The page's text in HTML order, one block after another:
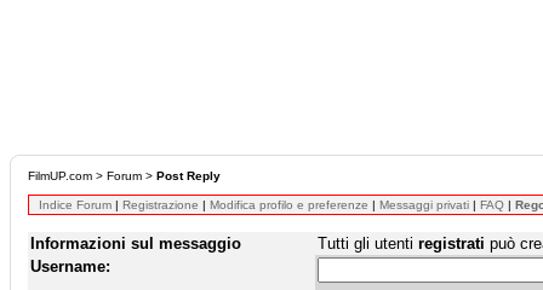
FilmUP.com > Forum > Post Reply
Indice Forum | Registrazione | Modifica profilo e preferenze | Messaggi privati | FAQ |
Informazioni sul messaggio Tutti gli utenti registrati può
Username: